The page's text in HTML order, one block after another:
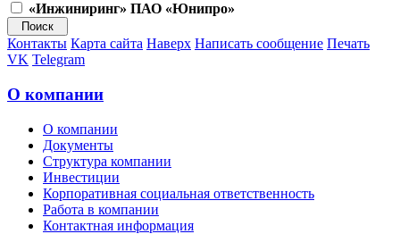
«Инжиниринг» ПАО «Юнипро»
Контакты Карта сайта Наверх Написать сообщение Печать
VK Telegram
О компании
О компании
Документы
Структура компании
Инвестиции
Корпоративная социальная ответственность
Работа в компании
Контактная информация